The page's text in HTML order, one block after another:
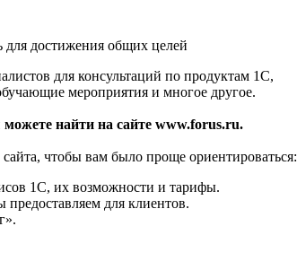
достижения общих целей
для консультаций по продуктам 1С,
мероприятия и многое другое.
найти на сайте www.forus.ru.
чтобы вам было проще ориентироваться:
1С, их возможности и тарифы.
для клиентов.